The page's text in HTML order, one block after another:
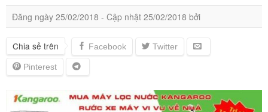
Đăng ngày 25/02/2018 - Cập nhật 25/02/2018 bởi
Chia sẻ trên